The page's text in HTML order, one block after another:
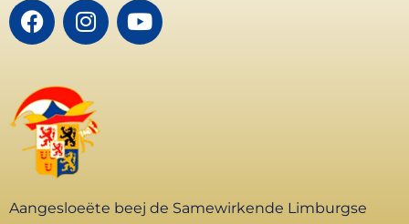
Aangesloeëte beej de Samewirkende Limburgse